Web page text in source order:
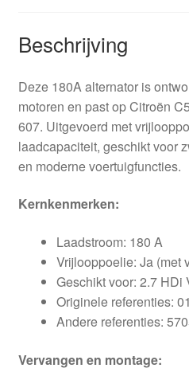
Beschrijving
Deze 180A alternator is
motoren en past op Citroën
607. Uitgevoerd met
laadcapaciteit, geschikt voor
en moderne voertuigfuncties.
Kernkenmerken:
Laadstroom: 180 A
Vrijlooppoelie: Ja (met
Geschikt voor: 2.7 HDi
Originele referenties:
Andere referenties:
Vervangen en montage: